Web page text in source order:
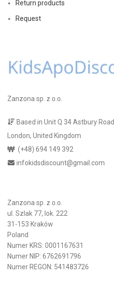
Return products
Request
Zanzona sp. z o.o.
Based in Unit Q 34 Astbury Road
London, United Kingdom
(+48) 694 149 392
infokidsdiscount@gmail.com
Zanzona sp. z o.o.
ul. Szlak 77, lok. 222
31-153 Kraków
Poland
Numer KRS: 0001167631
Numer NIP: 6762691796
Numer REGON: 541483726